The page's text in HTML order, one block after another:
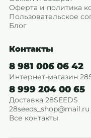
Оферта и политика
Пользовательское
Блог
Контакты
8 981 006 06 42
Интернет-магазин
8 999 204 00 65
Доставка 28SEEDS
28seeds_shop@mail.ru
Все контакты